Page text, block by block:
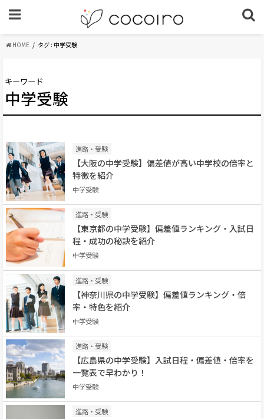
HOME タグ : 中学受験
キーワード
中学受験
進路・受験
【大阪の中学受験】偏差値が高い中学校の倍率と
特徴を紹介
中学受験
進路・受験
【東京都の中学受験】偏差値ランキング・入試日
程・成功の秘訣を紹介
中学受験
進路・受験
【神奈川県の中学受験】偏差値ランキング・倍
率・特色を紹介
中学受験
進路・受験
【広島県の中学受験】入試日程・偏差値・倍率を
一覧表で早わかり！
中学受験
進路・受験